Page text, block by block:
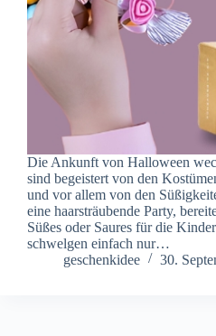
Die Ankunft von Halloween
sind begeistert von den
und vor allem von den
eine haarsträubende Party,
Süßes oder Saures für die
schwelgen einfach nur…
geschenkidee
30.